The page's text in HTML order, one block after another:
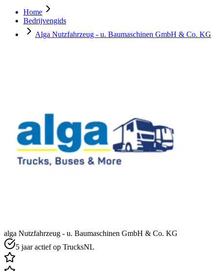
Home
Bedrijvengids
Alga Nutzfahrzeug - u. Baumaschinen GmbH & Co. KG
alga Nutzfahrzeug - u. Baumaschinen GmbH & Co. KG
5 jaar actief op TrucksNL